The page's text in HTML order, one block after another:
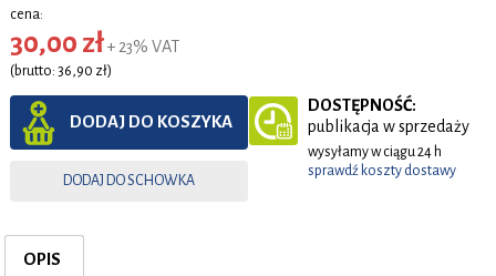
cena:
30,00 zł+ 23% VAT
(brutto: 36,90 zł)
DODAJ DO KOSZYKA
DODAJ DO SCHOWKA
DOSTĘPNOŚĆ:
publikacja w sprzedaży
wysyłamy w ciągu 24 h
sprawdź koszty dostawy
OPIS